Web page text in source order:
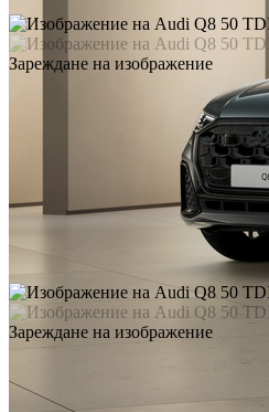
Зареждане на изображение
Зареждане на изображение